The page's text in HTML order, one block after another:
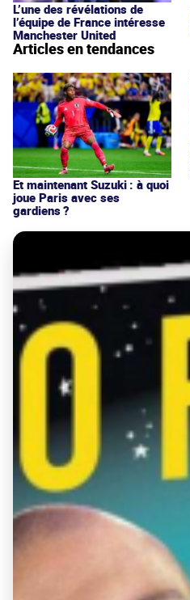
L’une des révélations de
l’équipe de France intéresse
Manchester United
Articles en tendances
Et maintenant Suzuki : à quoi
joue Paris avec ses
gardiens ?